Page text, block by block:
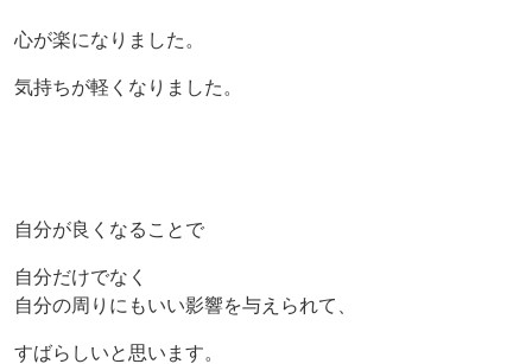
心が楽になりました。
気持ちが軽くなりました。
自分が良くなることで
自分だけでなく
自分の周りにもいい影響を与えられて、
すばらしいと思います。